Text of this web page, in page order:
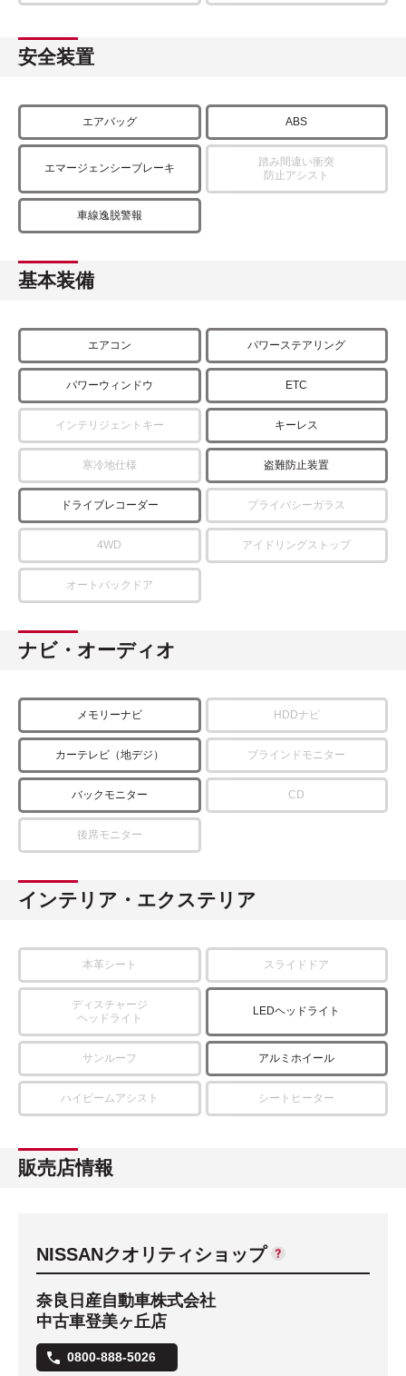
安全装置
エアバッグ ABS
エマージェンシーブレーキ
踏み間違い衝突
防止アシスト
車線逸脱警報
基本装備
エアコン パワーステアリング
パワーウィンドウ ETC
インテリジェントキー キーレス
寒冷地仕様 盗難防止装置
ドライブレコーダー プライバシーガラス
4WD アイドリングストップ
オートバックドア
ナビ・オーディオ
メモリーナビ HDDナビ
カーテレビ（地デジ） ブラインドモニター
バックモニター CD
後席モニター
インテリア・エクステリア
本革シート スライドドア
ディスチャージ
ヘッドライト
LEDヘッドライト
サンルーフ アルミホイール
ハイビームアシスト シートヒーター
販売店情報
NISSANクオリティショップ
奈良日産自動車株式会社
中古車登美ヶ丘店
0800-888-5026